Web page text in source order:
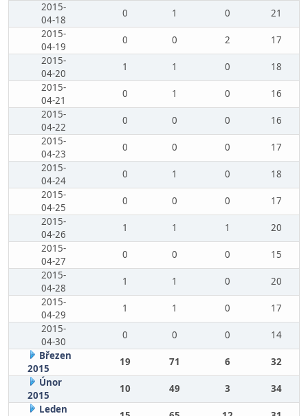
2015-
04-18
0 1 0
21
2015-
04-19
0 0 2
17
2015-
04-20
1 1 0
18
2015-
04-21
0 1 0
16
2015-
04-22
0 0 0
16
2015-
04-23
0 0 0
17
2015-
04-24
0 1 0
18
2015-
04-25
0 0 0
17
2015-
04-26
1 1 1
20
2015-
04-27
0 0 0
15
2015-
04-28
1 1 0
20
2015-
04-29
1 1 0
17
2015-
04-30
0 0 0
14
Březen
2015
19 71 6
32
Únor
2015
10 49 3
34
Leden